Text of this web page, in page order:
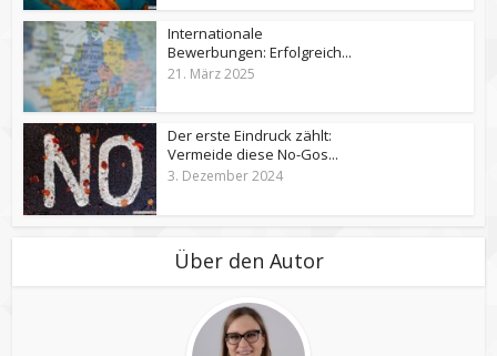
Internationale
Bewerbungen: Erfolgreich...
21. März 2025
Der erste Eindruck zählt:
Vermeide diese No-Gos...
3. Dezember 2024
Über den Autor